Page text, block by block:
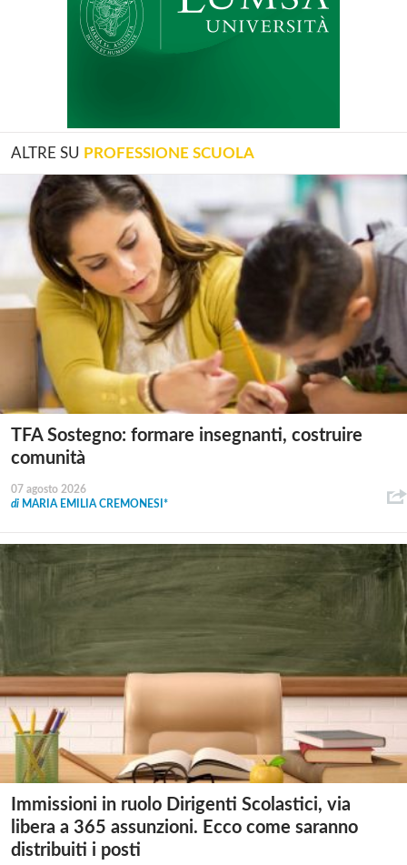
ALTRE SU PROFESSIONE SCUOLA
TFA Sostegno: formare insegnanti, costruire
comunità
07 agosto 2026
di MARIA EMILIA CREMONESI*
Immissioni in ruolo Dirigenti Scolastici, via
libera a 365 assunzioni. Ecco come saranno
distribuiti i posti